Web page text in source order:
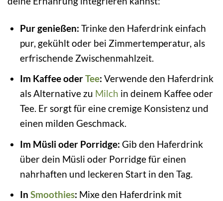
Pur genießen: Trinke den Haferdrink einfach
pur, gekühlt oder bei Zimmertemperatur, als
erfrischende Zwischenmahlzeit.
Im Kaffee oderTee: Verwende den Haferdrink
als Alternative zu Milch in deinem Kaffee oder
Tee. Er sorgt für eine cremige Konsistenz und
einen milden Geschmack.
Im Müsli oder Porridge: Gib den Haferdrink
über dein Müsli oder Porridge für einen
nahrhaften und leckeren Start in den Tag.
In Smoothies: Mixe den Haferdrink mit